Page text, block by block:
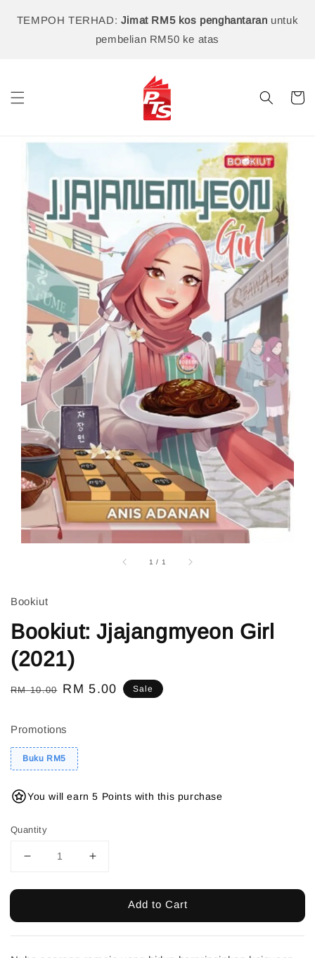
TEMPOH TERHAD: Jimat RM5 kos penghantaran untuk
pembelian RM50 ke atas
1 / 1
Bookiut
Bookiut: Jjajangmyeon Girl
(2021)
Regular
RM 10.00 Sale
RM 5.00 Sale
Promotions
Buku RM5
You will earn 5 Points with this purchase
Quantity
Add to Cart